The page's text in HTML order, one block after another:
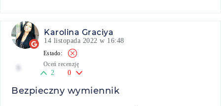
Karolina Graciya
14 listopada 2022 w 16:48
Oceń recenzję
2 0
Bezpieczny wymiennik